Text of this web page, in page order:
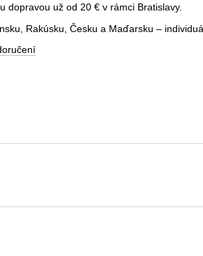
dopravou už od 20 € v rámci Bratislavy.
Rakúsku, Česku a Maďarsku –